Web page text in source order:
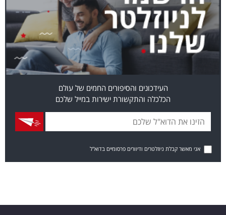
העידכונים והסיפורים החמים של עולם
הכלכלה והתקשורת ישירות במייל שלכם
אני מאשר קבלת ניוזלטרים ודיוורים פרסומיים בדוא"ל